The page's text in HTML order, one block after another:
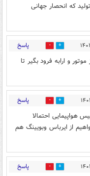
که انحصار جهانی
0 پاسخ
و ارابه فرود بگیر تا
3 پاسخ
هواپیمایی احتمالا
از ایرباس وبویینگ هم
4 پاسخ